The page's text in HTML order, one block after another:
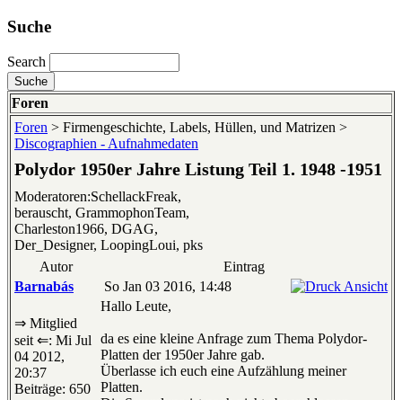
Suche
Search
Foren
Foren > Firmengeschichte, Labels, Hüllen, und Matrizen >
Discographien - Aufnahmedaten
Polydor 1950er Jahre Listung Teil 1. 1948 -1951
Moderatoren:SchellackFreak,
berauscht, GrammophonTeam,
Charleston1966, DGAG,
Der_Designer, LoopingLoui, pks
Autor
Eintrag
Barnabás
So Jan 03 2016, 14:48
⇒ Mitglied
seit ⇐: Mi Jul
04 2012,
20:37
Beiträge: 650
Hallo Leute,
da es eine kleine Anfrage zum Thema Polydor-
Platten der 1950er Jahre gab.
Überlasse ich euch eine Aufzählung meiner
Platten.